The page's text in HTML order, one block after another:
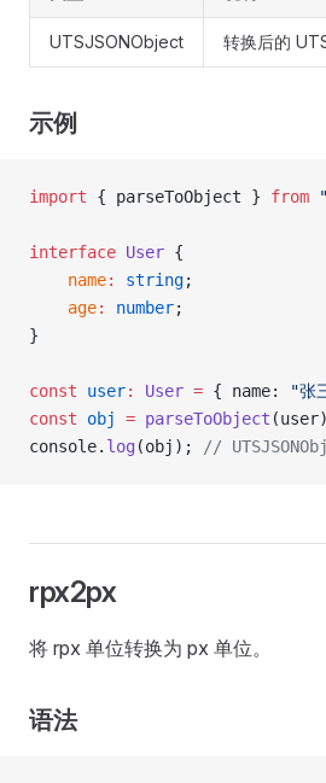
UTSJSONObject 转换后的
示例
import { parseToObject } from
interface User {
	name
: string;
	age
: number;
}
const user: User = { name: "张
const obj = parseToObject
console. log (obj); //
rpx2px
将 rpx 单位转换为 px 单位。
语法